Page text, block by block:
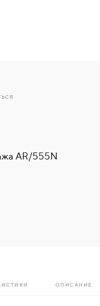
AR/555N
ОПИСАНИЕ